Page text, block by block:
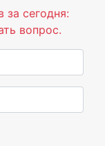
за сегодня:
вопрос.